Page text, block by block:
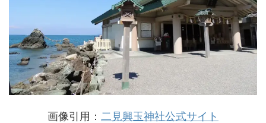
画像引用： 二見興玉神社公式サイト